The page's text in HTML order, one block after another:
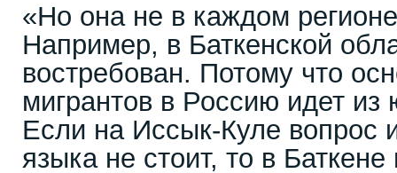
«Но она не в каждом
Например, в Баткенской
востребован. Потому что
мигрантов в Россию идет
Если на Иссык-Куле вопрос
языка не стоит, то в Баткене